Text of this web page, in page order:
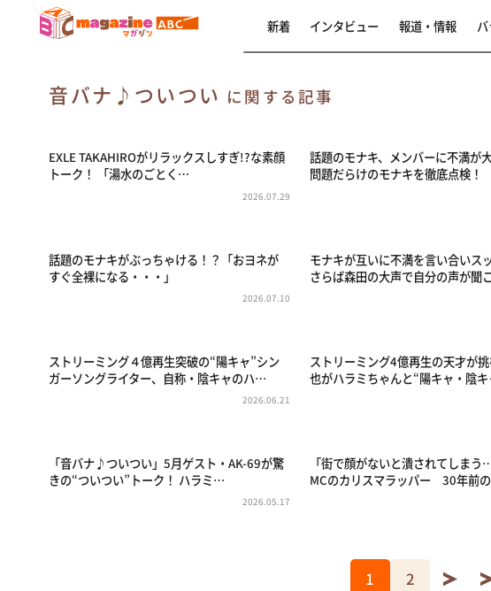
新着 インタビュー 報道・情報
音バナ♪ついつい に関する記事
EXLE TAKAHIROがリラックスしすぎ!?な素顔
トーク！ 「湯水のごとく…
2026.07.29
話題のモナキ、メンバーに不満が
問題だらけのモナキを徹底点検！
話題のモナキがぶっちゃける！？「おヨネが
すぐ全裸になる・・・」
2026.07.10
モナキが互いに不満を言い合いス
さらば森田の大声で自分の声が聞
ストリーミング４億再生突破の“陽キャ”シン
ガーソングライター、自称・陰キャのハ…
2026.06.21
ストリーミング4億再生の天才が
也がハラミちゃんと“陽キャ・陰
「音バナ♪ついつい」5月ゲスト・AK-69が驚
きの“ついつい”トーク！ ハラミ…
2026.05.17
「街で顔がないと潰されてしま
MCのカリスマラッパー 30年前
1 2